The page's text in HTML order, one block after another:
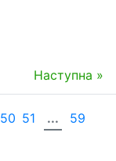
Наступна »
50 51 ... 59